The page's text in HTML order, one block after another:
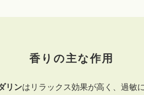
香りの主な作用
リンはリラックス効果が高く、過敏